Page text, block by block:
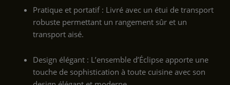
Pratique et portatif : Livré avec un étui de transport
robuste permettant un rangement sûr et un
transport aisé.
Design élégant : L’ensemble d’Éclipse apporte une
touche de sophistication à toute cuisine avec son